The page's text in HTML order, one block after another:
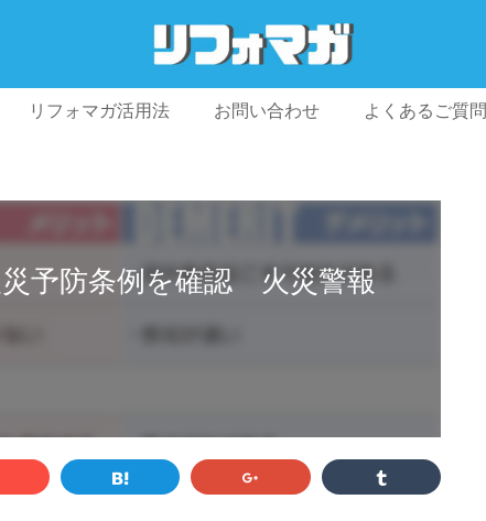
リフォマガ活用法 お問い合わせ よくあるご質問
予防条例を確認 火災警報